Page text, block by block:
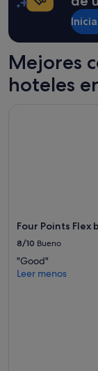
Mejores
hoteles
Four Points Flex
8/10 Bueno
"Good"
Leer menos